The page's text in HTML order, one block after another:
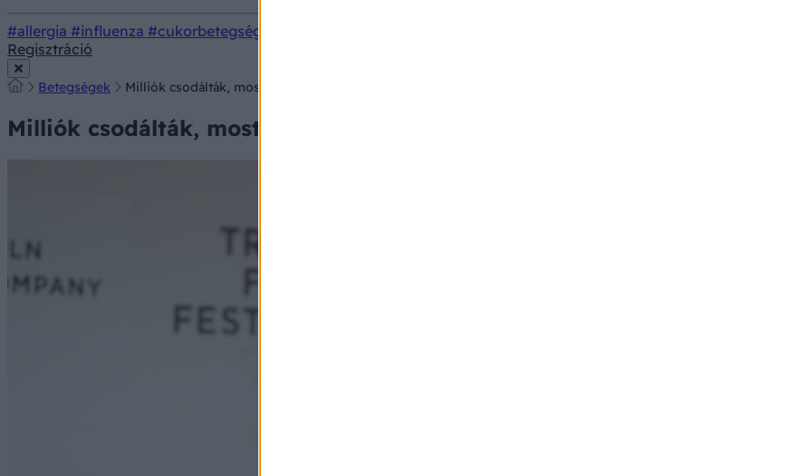
#allergia #influenza #cukorbetegség
Regisztráció
Betegségek Milliók csodálták, most gyógyíthatatlan beteg: szívszorító fokozatba lépett a színésznő betegsége
Milliók csodálták, most gyógyíthatatlan beteg: szívszorító fokozatba